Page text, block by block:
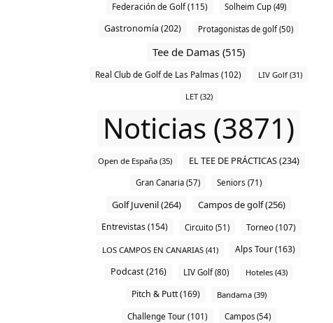
Federación de Golf (115) Solheim Cup (49)
Gastronomía (202) Protagonistas de golf (50)
Tee de Damas (515)
Real Club de Golf de Las Palmas (102) LIV Golf (31)
LET (32)
Noticias (3871)
Open de España (35) EL TEE DE PRÁCTICAS (234)
Gran Canaria (57) Seniors (71)
Golf Juvenil (264) Campos de golf (256)
Entrevistas (154) Circuito (51) Torneo (107)
LOS CAMPOS EN CANARIAS (41)
Alps Tour (163)
Podcast (216)
LIV Golf (80) Hoteles (43)
Pitch & Putt (169) Bandama (39)
Challenge Tour (101) Campos (54)